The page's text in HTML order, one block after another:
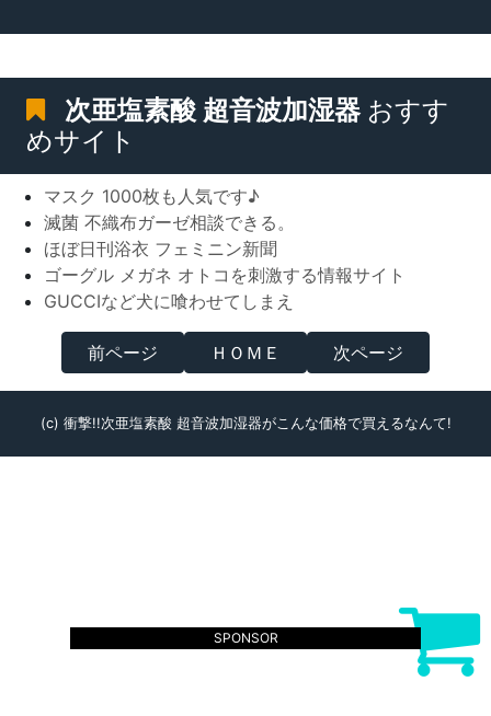
次亜塩素酸 超音波加湿器 おすす
めサイト
マスク 1000枚も人気です♪
滅菌 不織布ガーゼ相談できる。
ほぼ日刊浴衣 フェミニン新聞
ゴーグル メガネ オトコを刺激する情報サイト
GUCCIなど犬に喰わせてしまえ
前ページ ＨＯＭＥ 次ページ
(c) 衝撃!!次亜塩素酸 超音波加湿器がこんな価格で買えるなんて!
SPONSOR